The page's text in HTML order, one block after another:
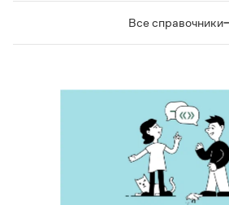
Все справочники